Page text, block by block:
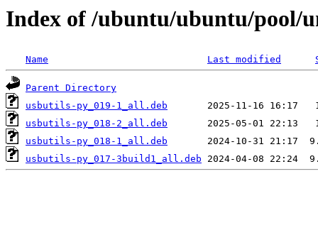
Index of /ubuntu/ubuntu/pool/
Name Last modified
Parent Directory
usbutils-py_019-1_all.deb
usbutils-py_018-2_all.deb
usbutils-py_018-1_all.deb
usbutils-py_017-3build1_all.deb